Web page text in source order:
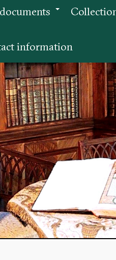
information